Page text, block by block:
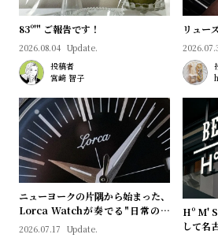
る
質
合
わ
83º'" ご報告です！
2026.08.04 Update.
投稿者
宮﨑 智子
リュー
ニューヨークの片隅から始まった、
Lorca Watchが奏でる"日常のロ
マン"｜Brand Picks #08
2026.07.17 Update.
Hº M'
して名